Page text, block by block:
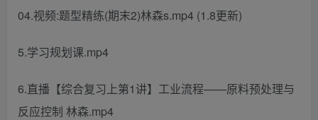
04.视频:题型精练(期末2)林森s.mp4 (1.8更新)
5.学习规划课.mp4
6.直播【综合复习上第1讲】工业流程——原料预处理与
反应控制 林森.mp4